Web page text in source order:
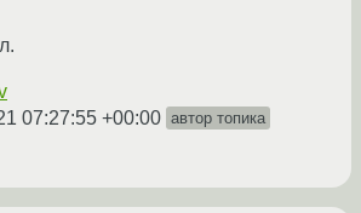
07:27:55 +00:00 автор топика